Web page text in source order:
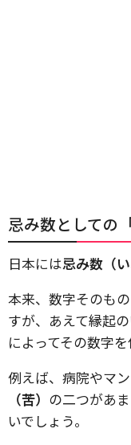
忌み数としての
日本には忌み数（い
本来、数字そのも
すが、あえて縁起
によってその数字
例えば、病院やマ
（苦） の二つがあ
いでしょう。